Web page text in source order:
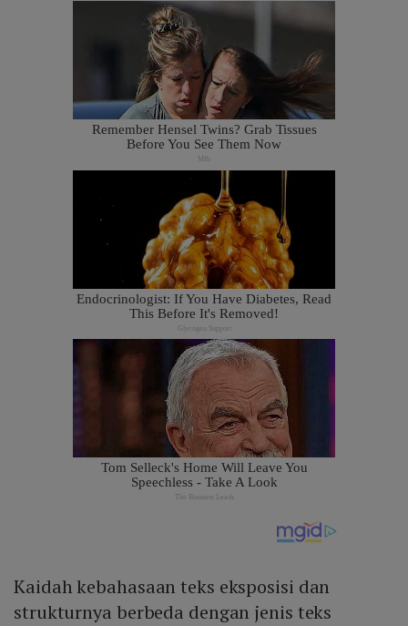
Kaidah kebahasaan teks eksposisi dan
strukturnya berbeda dengan jenis teks